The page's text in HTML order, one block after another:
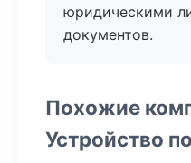
юридическими
документов.
Похожие
Устройство